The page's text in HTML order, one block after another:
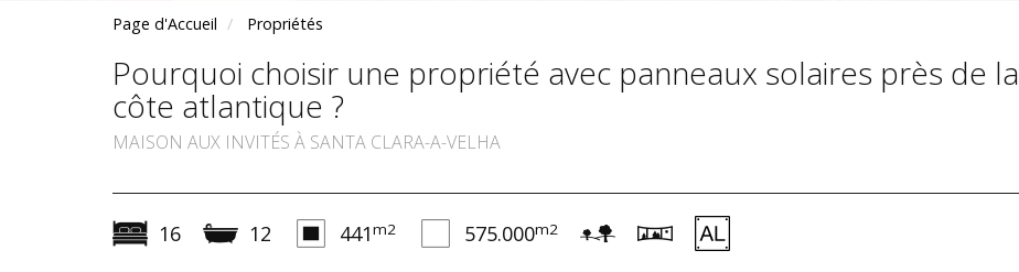
Page d'Accueil Propriétés
Pourquoi choisir une propriété avec panneaux solaires près de la
côte atlantique ?
MAISON AUX INVITÉS À SANTA CLARA-A-VELHA
16 12 441m2 575.000m2